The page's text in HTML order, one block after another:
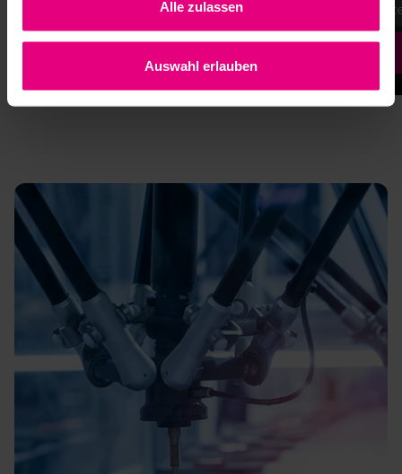
Alle zulassen
Auswahl erlauben